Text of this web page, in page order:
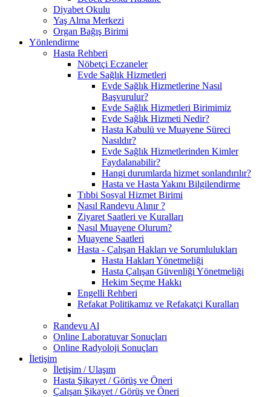
Diyabet Okulu
Yaş Alma Merkezi
Organ Bağış Birimi
Yönlendirme
Hasta Rehberi
Nöbetçi Eczaneler
Evde Sağlık Hizmetleri
Evde Sağlık Hizmetlerine Nasıl
Başvurulur?
Evde Sağlık Hizmetleri Birimimiz
Evde Sağlık Hizmeti Nedir?
Hasta Kabulü ve Muayene Süreci
Nasıldır?
Evde Sağlık Hizmetlerinden Kimler
Faydalanabilir?
Hangi durumlarda hizmet sonlandırılır?
Hasta ve Hasta Yakını Bilgilendirme
Tıbbi Sosyal Hizmet Birimi
Nasıl Randevu Alınır ?
Ziyaret Saatleri ve Kuralları
Nasıl Muayene Olurum?
Muayene Saatleri
Hasta - Çalışan Hakları ve Sorumlulukları
Hasta Hakları Yönetmeliği
Hasta Çalışan Güvenliği Yönetmeliği
Hekim Seçme Hakkı
Engelli Rehberi
Refakat Politikamız ve Refakatçi Kuralları
Randevu Al
Online Laboratuvar Sonuçları
Online Radyoloji Sonuçları
İletişim
İletişim / Ulaşım
Hasta Şikayet / Görüş ve Öneri
Çalışan Şikayet / Görüş ve Öneri